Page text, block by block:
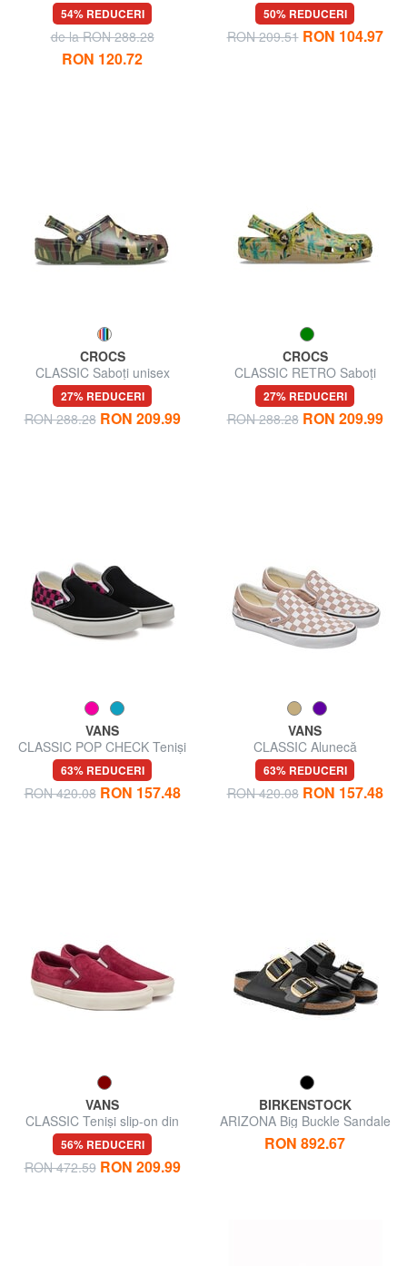
54% REDUCERI
de la RON 288.28
RON 120.72
50% REDUCERI
RON 209.51 RON 104.97
CROCS
CLASSIC Saboți unisex
27% REDUCERI
RON 288.28 RON 209.99
CROCS
CLASSIC RETRO Saboți
unisex
27% REDUCERI
RON 288.28 RON 209.99
VANS
CLASSIC POP CHECK Teniși
slip-on în carouri
63% REDUCERI
RON 420.08 RON 157.48
VANS
CLASSIC Alunecă
63% REDUCERI
RON 420.08 RON 157.48
VANS
CLASSIC Teniși slip-on din
piele întoarsă
56% REDUCERI
RON 472.59 RON 209.99
BIRKENSTOCK
ARIZONA Big Buckle Sandale
papuci din piele
RON 892.67